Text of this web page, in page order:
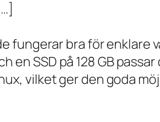
fungerar bra för enklare
SSD på 128 GB
vilket ger den goda